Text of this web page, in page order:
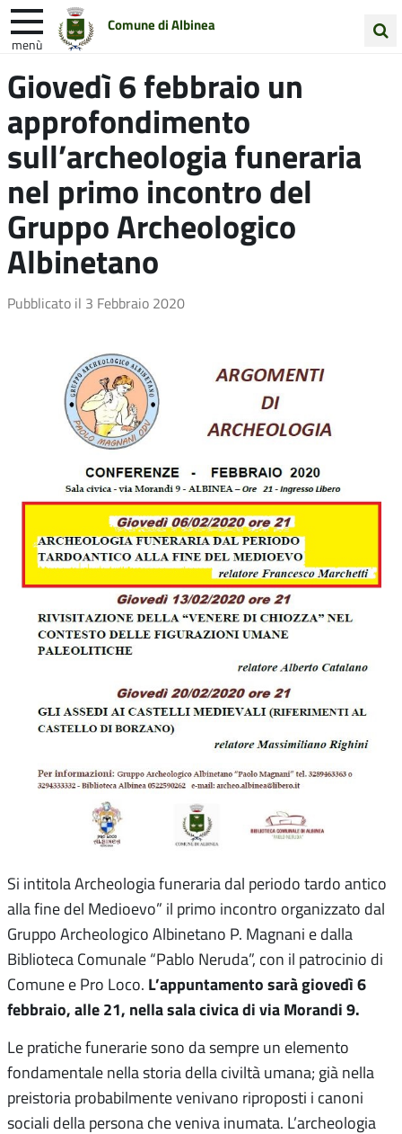
Comune di Albinea
menù
nel
sito
Entra in Comune Vivi Albinea
Unione Colline Matildiche
Giovedì 6 febbraio un
approfondimento
sull’archeologia funeraria
nel primo incontro del
Gruppo Archeologico
Albinetano
Pubblicato il 3 Febbraio 2020
Si intitola Archeologia funeraria dal periodo tardo antico
alla fine del Medioevo” il primo incontro organizzato dal
Gruppo Archeologico Albinetano P. Magnani e dalla
Biblioteca Comunale “Pablo Neruda”, con il patrocinio di
Comune e Pro Loco. L’appuntamento sarà giovedì 6
febbraio, alle 21, nella sala civica di via Morandi 9.
Le pratiche funerarie sono da sempre un elemento
fondamentale nella storia della civiltà umana; già nella
preistoria probabilmente venivano riproposti i canoni
sociali della persona che veniva inumata. L’archeologia